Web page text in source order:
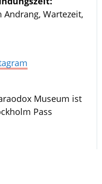
Andrang, Wartezeit,
Museum ist
Pass